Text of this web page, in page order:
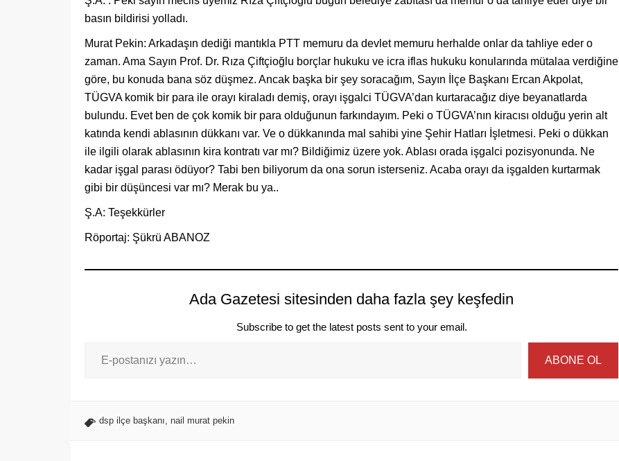
basın bildirisi yolladı.
Murat Pekin: Arkadaşın dediği mantıkla PTT memuru da devlet memuru herhalde onlar da tahliye eder o
zaman. Ama Sayın Prof. Dr. Rıza Çiftçioğlu borçlar hukuku ve icra iflas hukuku konularında mütalaa verdiğine
göre, bu konuda bana söz düşmez. Ancak başka bir şey soracağım, Sayın İlçe Başkanı Ercan Akpolat,
TÜGVA komik bir para ile orayı kiraladı demiş, orayı işgalci TÜGVA’dan kurtaracağız diye beyanatlarda
bulundu. Evet ben de çok komik bir para olduğunun farkındayım. Peki o TÜGVA’nın kiracısı olduğu yerin alt
katında kendi ablasının dükkanı var. Ve o dükkanında mal sahibi yine Şehir Hatları İşletmesi. Peki o dükkan
ile ilgili olarak ablasının kira kontratı var mı? Bildiğimiz üzere yok. Ablası orada işgalci pozisyonunda. Ne
kadar işgal parası ödüyor? Tabi ben biliyorum da ona sorun isterseniz. Acaba orayı da işgalden kurtarmak
gibi bir düşüncesi var mı? Merak bu ya..
Ş.A: Teşekkürler
Röportaj: Şükrü ABANOZ
Ada Gazetesi sitesinden daha fazla şey keşfedin
Subscribe to get the latest posts sent to your email.
ABONE OL
dsp ilçe başkanı, nail murat pekin